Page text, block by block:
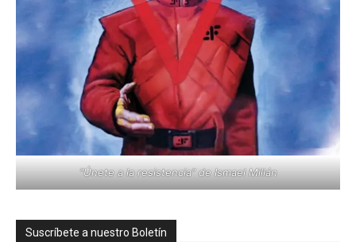
"Únete a la resistencia" de Ismael Millán
Suscríbete a nuestro Boletín